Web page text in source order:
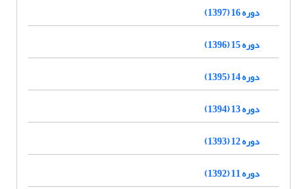
دوره 16 (1397)
دوره 15 (1396)
دوره 14 (1395)
دوره 13 (1394)
دوره 12 (1393)
دوره 11 (1392)